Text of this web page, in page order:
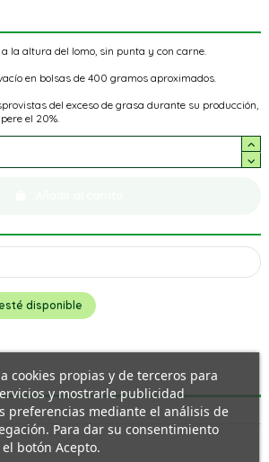
la altura del lomo, sin punta y con carne.
en bolsas de 400 gramos aproximados.
del exceso de grasa durante su producción,
el 20%.
cookies propias y de terceros para
y mostrarle publicidad
preferencias mediante el análisis de
Para dar su consentimiento
botón Acepto.